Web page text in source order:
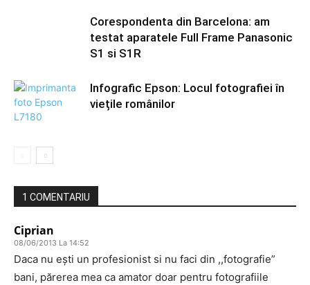
Corespondenta din Barcelona: am
testat aparatele Full Frame Panasonic
S1 si S1R
Infografic Epson: Locul fotografiei în
viețile românilor
1 COMENTARIU
Ciprian
08/06/2013 La 14:52
Daca nu ești un profesionist si nu faci din ,,fotografie”
bani, părerea mea ca amator doar pentru fotografiile